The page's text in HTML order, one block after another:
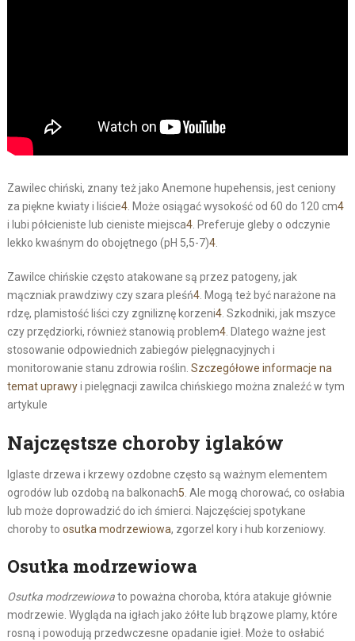
Zawilec chiński, znany też jako Anemone hupehensis, jest ceniony
za piękne kwiaty i liście4. Może osiągać wysokość od 60 do 120 cm4
i lubi półcieniste lub cieniste miejsca4. Preferuje gleby o odczynie
lekko kwaśnym do obojętnego (pH 5,5-7)4.
Zawilce chińskie często atakowane są przez patogeny, jak
mączniak prawdziwy czy szara pleśń4. Mogą też być narażone na
rdzę, plamistość liści czy zgniliznę korzeni4. Szkodniki, jak mszyce
czy przędziorki, również stanowią problem4. Dlatego ważne jest
stosowanie odpowiednich zabiegów pielęgnacyjnych i
monitorowanie stanu zdrowia roślin. Szczegółowe informacje na
temat uprawyi pielęgnacji zawilca chińskiego można znaleźć w tym
artykule
Najczęstsze choroby iglaków
Iglaste drzewa i krzewy ozdobne często są ważnym elementem
ogrodów lub ozdobą na balkonach5. Ale mogą chorować, co osłabia
lub może doprowadzić do ich śmierci. Najczęściej spotykane
choroby to osutka modrzewiowa, zgorzel kory i hub korzeniowy.
Osutka modrzewiowa
Osutka modrzewiowato poważna choroba, która atakuje głównie
modrzewie. Wygląda na igłach jako żółte lub brązowe plamy, które
rosną i powodują przedwczesne opadanie igieł. Może to osłabić